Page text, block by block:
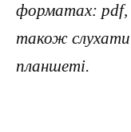
форматах: pdf,
також слухати
планшеті.